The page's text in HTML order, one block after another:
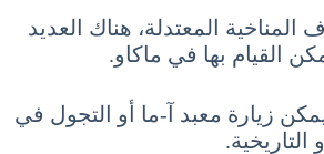
المعتدلة، هناك العديد
القيام بها في ماكاو.
زيارة معبد آ-ما أو التجول في